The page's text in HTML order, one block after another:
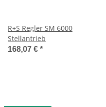
R+S Regler SM 6000
Stellantrieb
168,07 € *